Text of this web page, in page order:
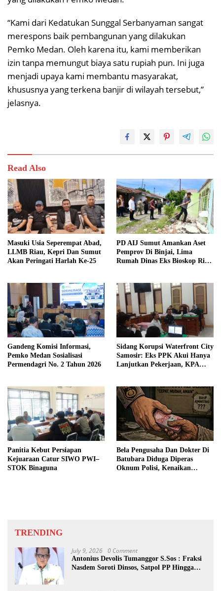
“Kami dari Kedatukan Sunggal Serbanyaman sangat
merespons baik pembangunan yang dilakukan
Pemko Medan. Oleh karena itu, kami memberikan
izin tanpa memungut biaya satu rupiah pun. Ini juga
menjadi upaya kami membantu masyarakat,
khususnya yang terkena banjir di wilayah tersebut,”
jelasnya.
Read Also
Masuki Usia Seperempat Abad,
LLMB Riau, Kepri Dan Sumut
Akan Peringati Harlah Ke-25
PD AIJ Sumut Amankan Aset
Pemprov Di Binjai, Lima
Rumah Dinas Eks Bioskop Ria
Gandeng Komisi Informasi,
Pemko Medan Sosialisasi
Permendagri No. 2 Tahun 2026
Sidang Korupsi Waterfront City
Samosir: Eks PPK Akui Hanya
Lanjutkan Pekerjaan, KPA
Panitia Kebut Persiapan
Kejuaraan Catur SIWO PWI–
STOK Binaguna
Bela Pengusaha Dan Dokter Di
Batubara Diduga Diperas
Oknum Polisi, Kenaikan
TRENDING
July 9, 2026 0 Comment
Antonius Devolis Tumanggor S.Sos : Fraksi
Nasdem Soroti Dinsos, Satpol PP Hingga